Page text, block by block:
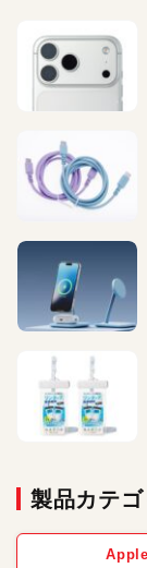
製品カテゴ
Apple